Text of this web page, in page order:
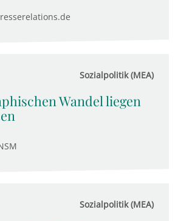
Sozialpolitik (MEA)
Wandel liegen
Sozialpolitik (MEA)